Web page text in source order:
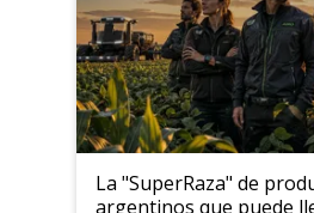
La "SuperRaza" de
argentinos que puede